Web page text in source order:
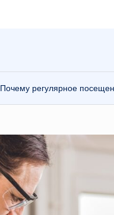
Почему регулярное